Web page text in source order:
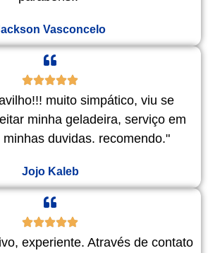
Vasconcelo
muito simpático, viu se
minha geladeira, serviço em
duvidas. recomendo."
Jojo Kaleb
experiente. Através de contato